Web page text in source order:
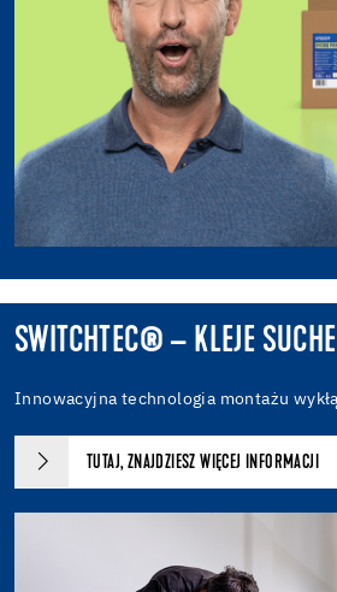
SWITCHTEC® – KLEJE SUCHE
Innowacyjna technologia montażu
TUTAJ, ZNAJDZIESZ WIĘCEJ INFORMACJI